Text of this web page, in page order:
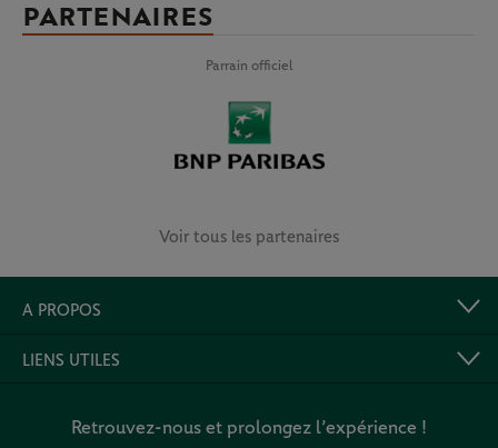
PARTENAIRES
Parrain officiel
Voir tous les partenaires
A PROPOS
LIENS UTILES
Retrouvez-nous et prolongez l’expérience !